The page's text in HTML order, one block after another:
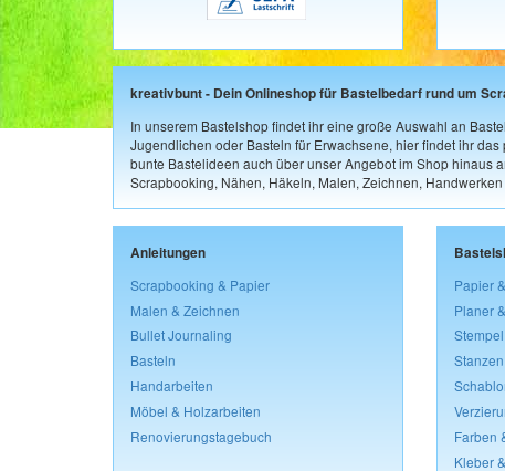
kreativbunt - Dein Onlineshop für Bastelbedarf rund um
In unserem Bastelshop findet ihr eine große Auswahl an
Jugendlichen oder Basteln für Erwachsene, hier findet ihr
bunte Bastelideen auch über unser Angebot im Shop hinaus
Scrapbooking, Nähen, Häkeln, Malen, Zeichnen,
Anleitungen
Scrapbooking & Papier
Malen & Zeichnen
Bullet Journaling
Basteln
Handarbeiten
Möbel & Holzarbeiten
Renovierungstagebuch
Papier
Planer
Farben
Kleber